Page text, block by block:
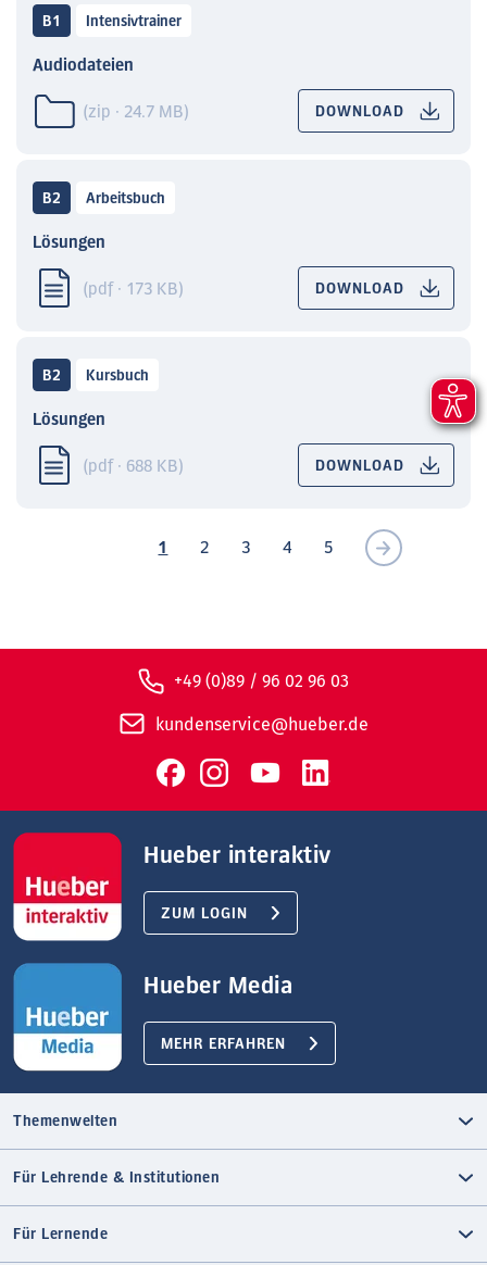
B1 Intensivtrainer
Audiodateien
(zip · 24.7 MB) DOWNLOAD
B2 Arbeitsbuch
Lösungen
(pdf · 173 KB) DOWNLOAD
B2 Kursbuch
Lösungen
(pdf · 688 KB) DOWNLOAD
1 2 3 4 5
+49 (0)89 / 96 02 96 03
kundenservice@hueber.de
Hueber interaktiv
ZUM LOGIN
Hueber Media
MEHR ERFAHREN
Themenwelten
Für Lehrende & Institutionen
Für Lernende